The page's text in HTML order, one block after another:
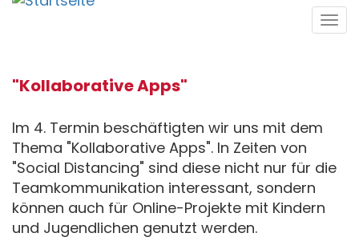
Direkt
"Kollaborative Apps"
Im 4. Termin beschäftigten wir uns mit dem
Thema "Kollaborative Apps". In Zeiten von
"Social Distancing" sind diese nicht nur für die
Teamkommunikation interessant, sondern
können auch für Online-Projekte mit Kindern
und Jugendlichen genutzt werden.